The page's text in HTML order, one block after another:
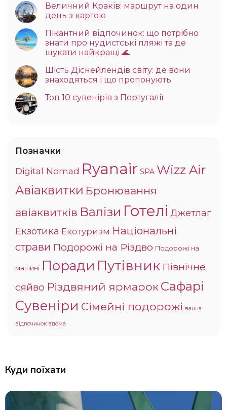
Величний Краків: маршрут на один
день з картою
Пікантний відпочинок: що потрібно
знати про нудистські пляжі та де
шукати найкращі 🌊
Шість Діснейлендів світу: де вони
знаходяться і що пропонують
Топ 10 сувенірів з Португалії
Позначки
Digital Nomad Ryanair SPA Wizz Air
Авіаквитки Бронювання
авіаквитків Валізи Готелі Джетлаг
Екзотика Екотуризм Національні
страви Подорожі на Різдво Подорожі на
машині Поради Путівник Північне
сяйво Різдвяний ярмарокСафарі
Сувеніри Сімейні подорожі ванна
відпочинок вдома
Куди поїхати